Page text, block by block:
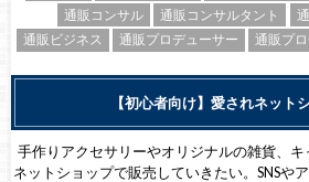
通販コンサル
通販コンサルタント
通販ビジネス
通販プロデューサー 通販プ
【初心者向け】愛されネット
手作りアクセサリーやオリジナルの雑貨、
ネットショップで販売していきたい。SNSや